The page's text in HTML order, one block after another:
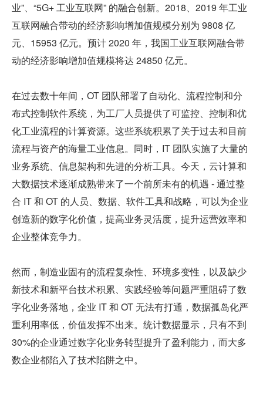
业”、“5G+ 工业互联网” 的融合创新。2018、2019 年工业
互联网融合带动的经济影响增加值规模分别为 9808 亿
元、15953 亿元。预计 2020 年，我国工业互联网融合带
动的经济影响增加值规模将达 24850 亿元。
在过去数十年间，OT 团队部署了自动化、流程控制和分
布式控制软件系统，为工厂人员提供了可监控、控制和优
化工业流程的计算资源。这些系统积累了关于过去和目前
流程与资产的海量工业信息。同时，IT 团队实施了大量的
业务系统、信息架构和先进的分析工具。今天，云计算和
大数据技术逐渐成熟带来了一个前所未有的机遇 - 通过整
合 IT 和 OT 的人员、数据、软件工具和战略，可以为企业
创造新的数字化价值，提高业务灵活度，提升运营效率和
企业整体竞争力。
然而，制造业固有的流程复杂性、环境多变性，以及缺少
新技术和新平台技术积累、实践经验等问题严重阻碍了数
字化业务落地，企业 IT 和 OT 无法有打通，数据孤岛化严
重利用率低，价值发挥不出来。统计数据显示，只有不到
30%的企业通过数字化业务转型提升了盈利能力，而大多
数企业都陷入了技术陷阱之中。